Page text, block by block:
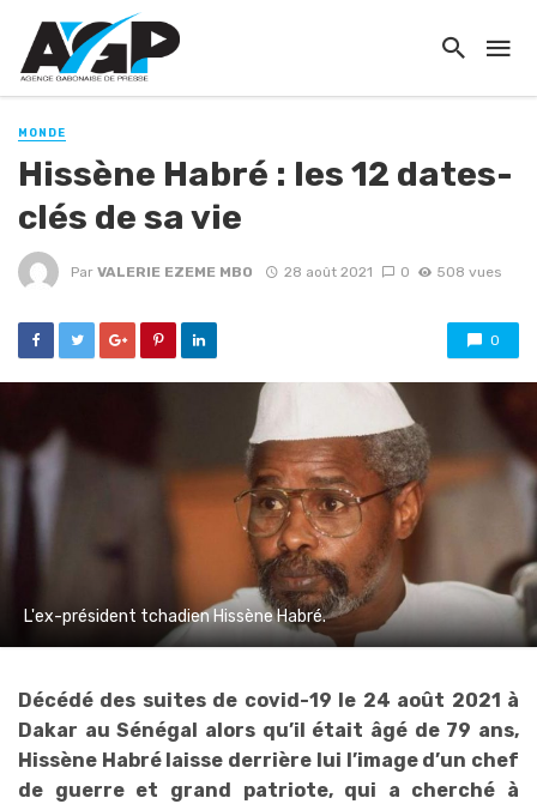
MONDE
Hissène Habré : les 12 dates-
clés de sa vie
Par VALERIE EZEME MBO 28 août 2021 0 508 vues
0
L'ex-président tchadien Hissène Habré.
Décédé des suites de covid-19 le 24 août 2021 à
Dakar au Sénégal alors qu’il était âgé de 79 ans,
Hissène Habré laisse derrière lui l’image d’un chef
de guerre et grand patriote, qui a cherché à